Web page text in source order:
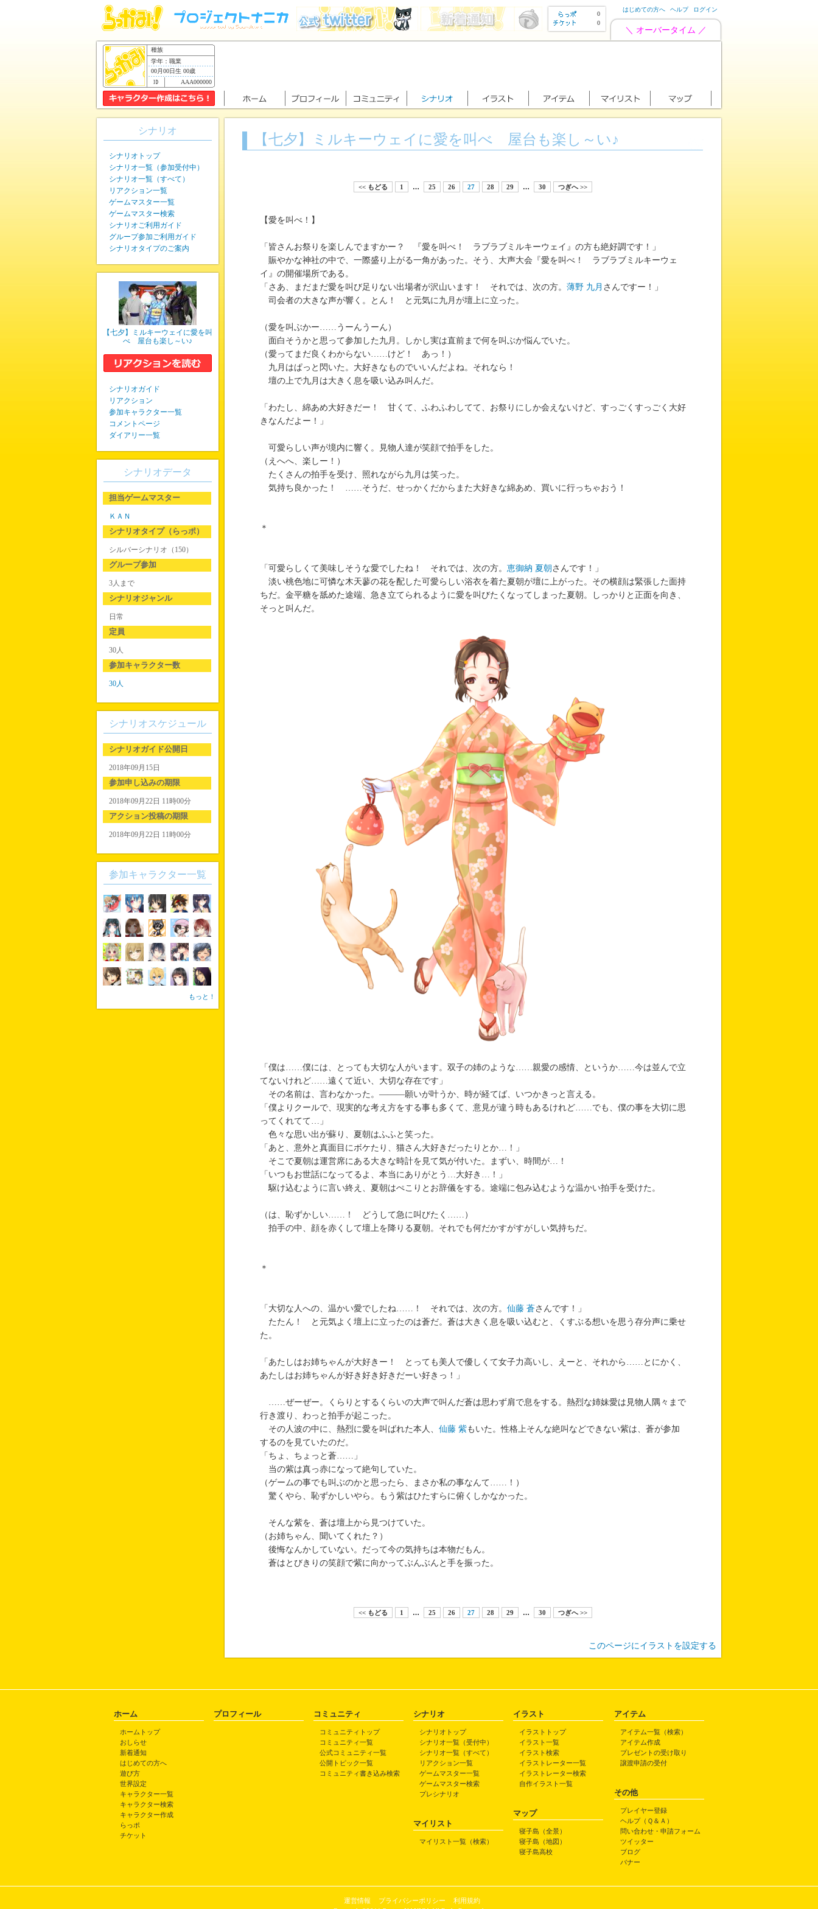
0
0
はじめての方へ ヘルプ ログイン
＼ オーバータイム ／
種族
学年：職業
00月00日生 00歳
AAA000000
【七夕】ミルキーウェイに愛を叫べ 屋台も楽し～い♪
<< もどる 1 … 25 26 27 28 29 … 30 つぎへ >>
【愛を叫べ！】
「皆さんお祭りを楽しんでますかー？ 『愛を叫べ！ ラブラブミルキーウェイ』の方も絶好調です！」
賑やかな神社の中で、一際盛り上がる一角があった。そう、大声大会『愛を叫べ！ ラブラブミルキーウェ
イ』の開催場所である。
「さあ、まだまだ愛を叫び足りない出場者が沢山います！ それでは、次の方。 薄野 九月 さんですー！」
司会者の大きな声が響く。とん！ と元気に九月が壇上に立った。
（愛を叫ぶかー……うーんうーん）
面白そうかと思って参加した九月。しかし実は直前まで何を叫ぶか悩んでいた。
（愛ってまだ良くわからない……けど！ あっ！）
九月はぱっと閃いた。大好きなものでいいんだよね。それなら！
壇の上で九月は大きく息を吸い込み叫んだ。
「わたし、綿あめ大好きだー！ 甘くて、ふわふわしてて、お祭りにしか会えないけど、すっごくすっごく大好
きなんだよー！」
可愛らしい声が境内に響く。見物人達が笑顔で拍手をした。
（えへへ、楽しー！）
たくさんの拍手を受け、照れながら九月は笑った。
気持ち良かった！ ……そうだ、せっかくだからまた大好きな綿あめ、買いに行っちゃおう！
＊
「可愛らしくて美味しそうな愛でしたね！ それでは、次の方。 恵御納 夏朝 さんです！」
淡い桃色地に可憐な木天蓼の花を配した可愛らしい浴衣を着た夏朝が壇に上がった。その横顔は緊張した面持
ちだ。金平糖を舐めた途端、急き立てられるように愛を叫びたくなってしまった夏朝。しっかりと正面を向き、
そっと叫んだ。
「僕は……僕には、とっても大切な人がいます。双子の姉のような……親愛の感情、というか……今は並んで立
てないけれど……遠くて近い、大切な存在です」
その名前は、言わなかった。―――願いが叶うか、時が経てば、いつかきっと言える。
「僕よりクールで、現実的な考え方をする事も多くて、意見が違う時もあるけれど……でも、僕の事を大切に思
ってくれてて…」
色々な思い出が蘇り、夏朝はふふと笑った。
「あと、意外と真面目にボケたり、猫さん大好きだったりとか…！」
そこで夏朝は運営席にある大きな時計を見て気が付いた。まずい、時間が…！
「いつもお世話になってるよ、本当にありがとう…大好き…！」
駆け込むように言い終え、夏朝はぺこりとお辞儀をする。途端に包み込むような温かい拍手を受けた。
（は、恥ずかしい……！ どうして急に叫びたく……）
拍手の中、顔を赤くして壇上を降りる夏朝。それでも何だかすがすがしい気持ちだ。
＊
「大切な人への、温かい愛でしたね……！ それでは、次の方。 仙藤 蒼さんです！」
たたん！ と元気よく壇上に立ったのは蒼だ。蒼は大きく息を吸い込むと、くすぶる想いを思う存分声に乗せ
た。
「あたしはお姉ちゃんが大好きー！ とっても美人で優しくて女子力高いし、えーと、それから……とにかく、
あたしはお姉ちゃんが好き好き好きだーい好きっ！」
……ぜーぜー。くらりとするくらいの大声で叫んだ蒼は思わず肩で息をする。熱烈な姉妹愛は見物人隅々まで
行き渡り、わっと拍手が起こった。
その人波の中に、熱烈に愛を叫ばれた本人、 仙藤 紫もいた。性格上そんな絶叫などできない紫は、蒼が参加
するのを見ていたのだ。
「ちょ、ちょっと蒼……」
当の紫は真っ赤になって絶句していた。
（ゲームの事でも叫ぶのかと思ったら、まさか私の事なんて……！）
驚くやら、恥ずかしいやら。もう紫はひたすらに俯くしかなかった。
そんな紫を、蒼は壇上から見つけていた。
（お姉ちゃん、聞いてくれた？）
後悔なんかしていない。だって今の気持ちは本物だもん。
蒼はとびきりの笑顔で紫に向かってぶんぶんと手を振った。
<< もどる 1 … 25 26 27 28 29 … 30 つぎへ >>
このページにイラストを設定する
シナリオ
シナリオトップ
シナリオ一覧（参加受付中）
シナリオ一覧（すべて）
リアクション一覧
ゲームマスター一覧
ゲームマスター検索
シナリオご利用ガイド
グループ参加ご利用ガイド
シナリオタイプのご案内
【七夕】ミルキーウェイに愛を叫
べ 屋台も楽し～い♪
シナリオガイド
リアクション
参加キャラクター一覧
コメントページ
ダイアリー一覧
シナリオデータ
担当ゲームマスター
ＫＡＮ
シナリオタイプ（らっポ）
シルバーシナリオ（150）
グループ参加
3人まで
シナリオジャンル
日常
定員
30人
参加キャラクター数
30人
シナリオスケジュール
シナリオガイド公開日
2018年09月15日
参加申し込みの期限
2018年09月22日 11時00分
アクション投稿の期限
2018年09月22日 11時00分
参加キャラクター一覧
もっと！
ホーム
ホームトップ
おしらせ
新着通知
はじめての方へ
遊び方
世界設定
キャラクター一覧
キャラクター検索
キャラクター作成
らっポ
チケット
プロフィール コミュニティ
コミュニティトップ
コミュニティ一覧
公式コミュニティ一覧
公開トピック一覧
コミュニティ書き込み検索
シナリオ
シナリオトップ
シナリオ一覧（受付中）
シナリオ一覧（すべて）
リアクション一覧
ゲームマスター一覧
ゲームマスター検索
プレシナリオ
マイリスト
マイリスト一覧（検索）
イラスト
イラストトップ
イラスト一覧
イラスト検索
イラストレーター一覧
イラストレーター検索
自作イラスト一覧
マップ
寝子島（全景）
寝子島（地図）
寝子島高校
アイテム
アイテム一覧（検索）
アイテム作成
プレゼントの受け取り
譲渡申請の受付
その他
プレイヤー登録
ヘルプ（Ｑ＆Ａ）
問い合わせ・申請フォーム
ツイッター
ブログ
バナー
運営情報 プライバシーポリシー
利用規約